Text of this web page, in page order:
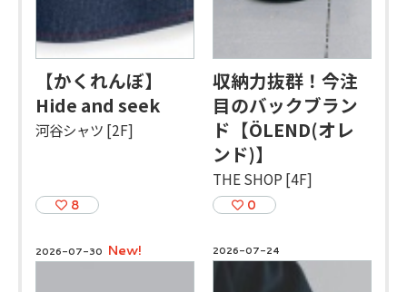
【かくれんぼ】
Hide and seek
河谷シャツ [2F]
8
収納力抜群！今注
目のバックブラン
ド【ÖLEND(オレ
ンド)】
THE SHOP [4F]
0
2026-07-30 New! 2026-07-24